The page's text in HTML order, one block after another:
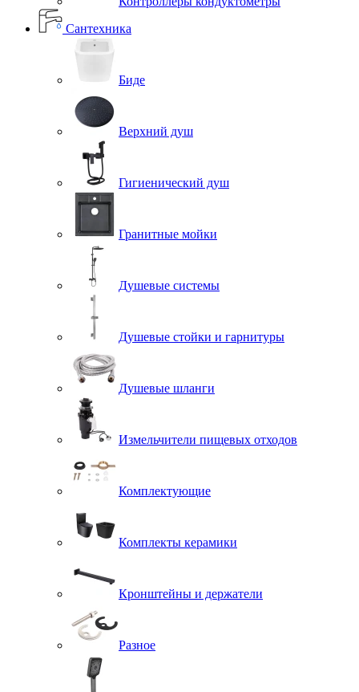
Сантехника
Биде
Верхний душ
Гигиенический душ
Гранитные мойки
Душевые системы
Душевые стойки и гарнитуры
Душевые шланги
Измельчители пищевых отходов
Комплектующие
Комплекты керамики
Кронштейны и держатели
Разное